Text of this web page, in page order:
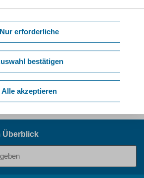
Kurzlink dieser Seite:www.lzg.nrw.de/11336544
Überblick
Nur erforderliche
bestätigen
Alle akzeptieren